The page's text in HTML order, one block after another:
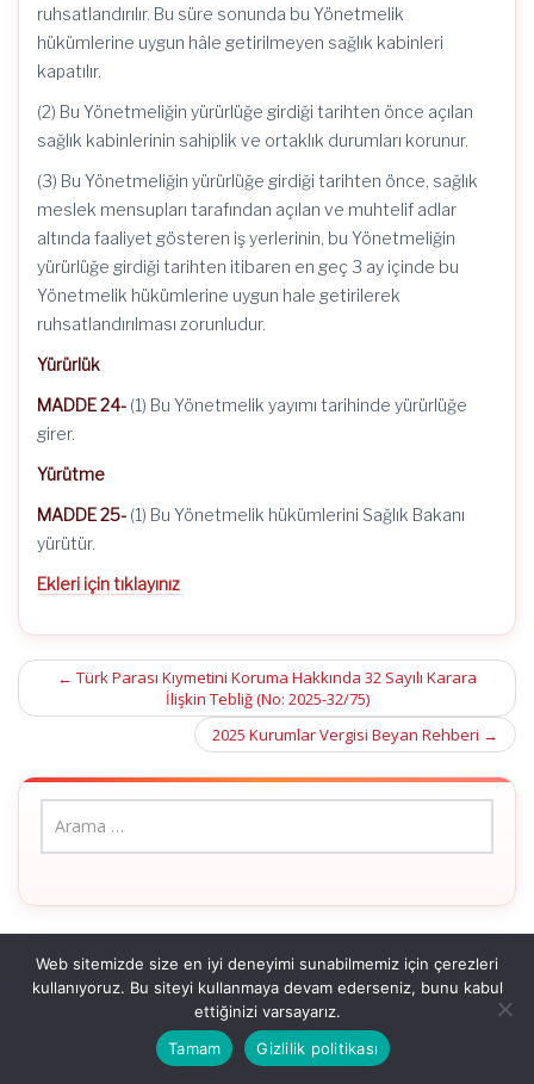
ruhsatlandırılır. Bu süre sonunda bu Yönetmelik
hükümlerine uygun hâle getirilmeyen sağlık kabinleri
kapatılır.
(2) Bu Yönetmeliğin yürürlüğe girdiği tarihten önce açılan
sağlık kabinlerinin sahiplik ve ortaklık durumları korunur.
(3) Bu Yönetmeliğin yürürlüğe girdiği tarihten önce, sağlık
meslek mensupları tarafından açılan ve muhtelif adlar
altında faaliyet gösteren iş yerlerinin, bu Yönetmeliğin
yürürlüğe girdiği tarihten itibaren en geç 3 ay içinde bu
Yönetmelik hükümlerine uygun hale getirilerek
ruhsatlandırılması zorunludur.
Yürürlük
MADDE 24- (1) Bu Yönetmelik yayımı tarihinde yürürlüğe
girer.
Yürütme
MADDE 25- (1) Bu Yönetmelik hükümlerini Sağlık Bakanı
yürütür.
Ekleri için tıklayınız
Post
navigation
← Türk Parası Kıymetini Koruma Hakkında 32 Sayılı Karara
İlişkin Tebliğ (No: 2025-32/75)
2025 Kurumlar Vergisi Beyan Rehberi →
Web sitemizde size en iyi deneyimi sunabilmemiz için çerezleri
kullanıyoruz. Bu siteyi kullanmaya devam ederseniz, bunu kabul
ettiğinizi varsayarız.
Tamam
Gizlilik politikası